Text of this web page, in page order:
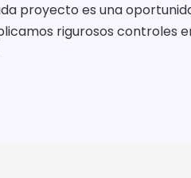
proyecto es una
rigurosos controles